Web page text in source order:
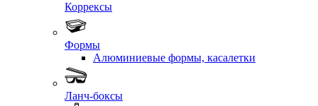
Коррексы
Формы
Алюминиевые формы, касалетки
Ланч-боксы